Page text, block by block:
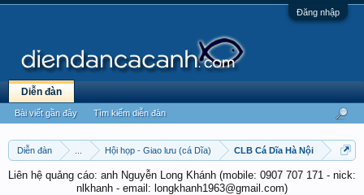
Đăng nhập
Diễn đàn Hội họp - Giao lưu (cá Dĩa) CLB Cá Dĩa Hà Nội
Liên hệ quảng cáo: anh Nguyễn Long Khánh (mobile: 0907 707 171 - nick:
nlkhanh - email: longkhanh1963@gmail.com)
Diễn đàn
Bài viết gần đây Tìm kiếm diễn đàn